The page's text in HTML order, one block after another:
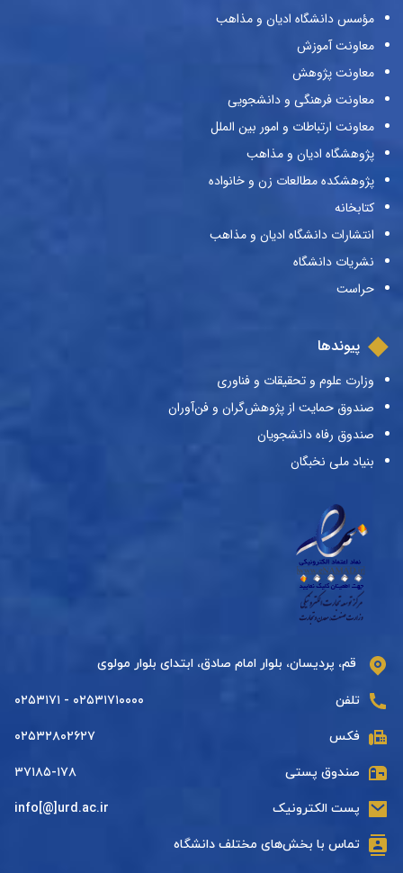
مؤسس دانشگاه ادیان و مذاهب
معاونت آموزش
معاونت پژوهش
معاونت فرهنگی و دانشجویی
معاونت ارتباطات و امور بین الملل
پژوهشگاه ادیان و مذاهب
پژوهشکده مطالعات زن و خانواده
کتابخانه
انتشارات دانشگاه ادیان و مذاهب
نشریات دانشگاه
حراست
پیوندها
وزارت علوم و تحقیقات و فناوری
صندوق حمایت از پژوهش‌گران و فن‌آوران
صندوق رفاه دانشجویان
بنیاد ملی نخبگان
قم، پردیسان، بلوار امام صادق، ابتدای بلوار مولوی
تلفن ۰۲۵۳۱۷۱۰۰۰۰ - ۰۲۵۳۱۷۱
فکس ۰۲۵۳۲۸۰۲۶۲۷
صندوق پستی ۳۷۱۸۵-۱۷۸
پست الکترونیک info[@]urd.ac.ir
تماس با بخش‌های مختلف دانشگاه